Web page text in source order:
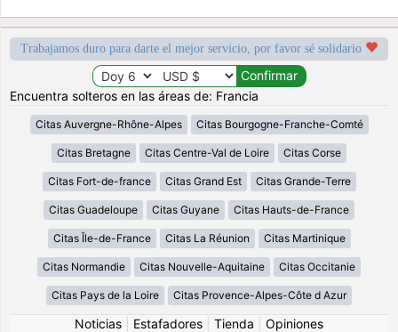
Trabajamos duro para darte el mejor servicio, por favor sé solidario
Encuentra solteros en las áreas de: Francia
Citas Auvergne-Rhône-Alpes Citas Bourgogne-Franche-Comté
Citas Bretagne Citas Centre-Val de Loire Citas Corse
Citas Fort-de-france Citas Grand Est Citas Grande-Terre
Citas Guadeloupe Citas Guyane Citas Hauts-de-France
Citas Île-de-France Citas La Réunion Citas Martinique
Citas Normandie Citas Nouvelle-Aquitaine Citas Occitanie
Citas Pays de la Loire Citas Provence-Alpes-Côte d Azur
Noticias Estafadores Tienda
Opiniones